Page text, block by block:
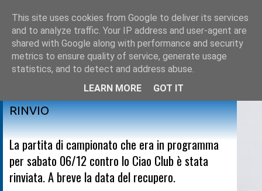
venerdì 5 dicembre 2014
RINVIO
La partita di campionato che era in programma
per sabato 06/12 contro lo Ciao Club è stata
rinviata. A breve la data del recupero.
This site uses cookies from Google to deliver its services
and to analyze traffic. Your IP address and user-agent are
shared with Google along with performance and security
metrics to ensure quality of service, generate usage
statistics, and to detect and address abuse.
LEARN MORE
GOT IT